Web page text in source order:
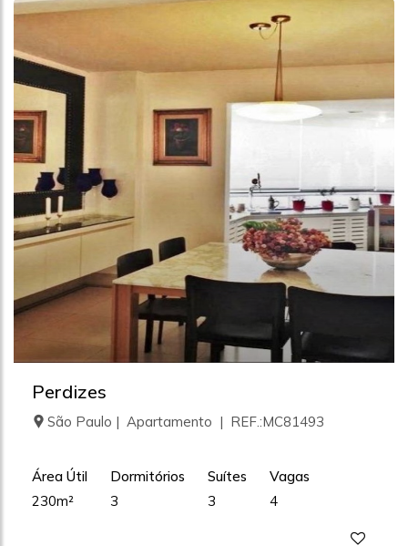
Perdizes
São Paulo | Apartamento | REF.:MC81493
Área Útil
230m²
Dormitórios
3
Suítes
3
Vagas
4